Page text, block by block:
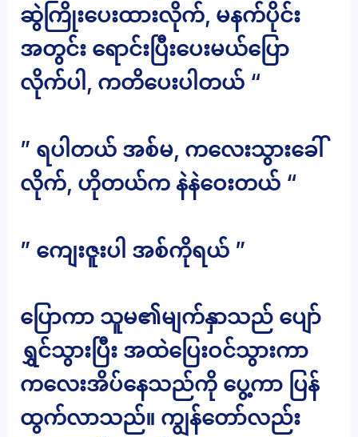
ဆွဲကြိုးပေးထားလိုက်, မနက်ပိုင်း
အတွင်း ရောင်းပြီးပေးမယ်ပြော
လိုက်ပါ, ကတိပေးပါတယ် “
” ရပါတယ် အစ်မ, ကလေးသွားခေါ်
လိုက်, ဟိုတယ်က နဲနဲဝေးတယ် “
” ကျေးဇူးပါ အစ်ကိုရယ် ”
ပြောကာ သူမ၏မျက်နှာသည် ပျော်
ရွှင်သွားပြီး အထဲပြေးဝင်သွားကာ
ကလေးအိပ်နေသည်ကို ပွေ့ကာ ပြန်
ထွက်လာသည်။ ကျွန်တော်လည်း